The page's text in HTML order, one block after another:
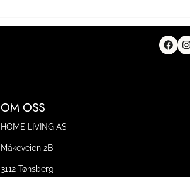
OM OSS
HOME LIVING AS
Måkeveien 2B
3112 Tønsberg